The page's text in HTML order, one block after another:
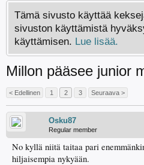
Tämä sivusto käyttää
sivuston käyttämistä
käyttämisen. Lue lisää.
Millon pääsee junior
< Edellinen 1 2 3 Seuraava >
Osku87
Regular member
No kyllä niitä taitaa pari
hiljaisempia nykyään.